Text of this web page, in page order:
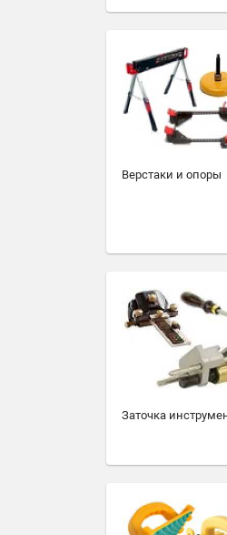
Верстаки и опоры
Заточка